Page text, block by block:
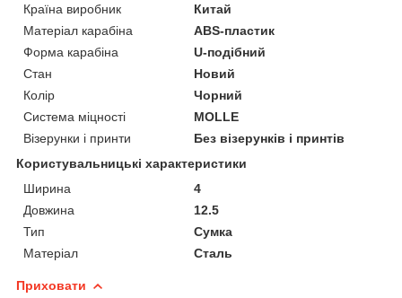
Країна виробник
Китай
Матеріал карабіна
ABS-пластик
Форма карабіна
U-подібний
Стан
Новий
Колір
Чорний
Система міцності
MOLLE
Візерунки і принти
Без візерунків і принтів
Користувальницькі характеристики
Ширина
4
Довжина
12.5
Тип
Сумка
Матеріал
Сталь
Приховати